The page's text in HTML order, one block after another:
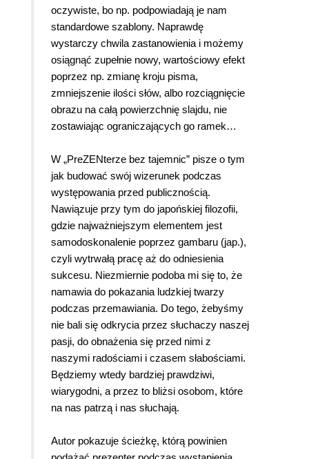
oczywiste, bo np. podpowiadają je nam
standardowe szablony. Naprawdę
wystarczy chwila zastanowienia i możemy
osiągnąć zupełnie nowy, wartościowy efekt
poprzez np. zmianę kroju pisma,
zmniejszenie ilości słów, albo rozciągnięcie
obrazu na całą powierzchnię slajdu, nie
zostawiając ograniczających go ramek…
W „PreZENterze bez tajemnic” pisze o tym
jak budować swój wizerunek podczas
występowania przed publicznością.
Nawiązuje przy tym do japońskiej filozofii,
gdzie najważniejszym elementem jest
samodoskonalenie poprzez gambaru (jap.),
czyli wytrwałą pracę aż do odniesienia
sukcesu. Niezmiernie podoba mi się to, że
namawia do pokazania ludzkiej twarzy
podczas przemawiania. Do tego, żebyśmy
nie bali się odkrycia przez słuchaczy naszej
pasji, do obnażenia się przed nimi z
naszymi radościami i czasem słabościami.
Będziemy wtedy bardziej prawdziwi,
wiarygodni, a przez to bliżsi osobom, które
na nas patrzą i nas słuchają.
Autor pokazuje ścieżkę, którą powinien